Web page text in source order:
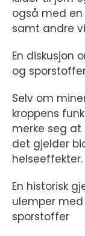
også med en
samt andre
En diskusjon
og
Selv om
kroppens
merke seg at
det gjelder
helseeffekter.
En historisk
ulemper
sporstoffer